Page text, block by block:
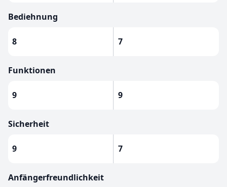
Bediehnung
8 7
Funktionen
9 9
Sicherheit
9 7
Anfängerfreundlichkeit